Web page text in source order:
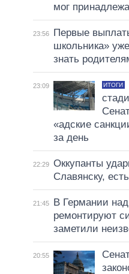
мог
23:56
Первые
школьника»
знать
23:09 ИТОГИ
«адские
за день
22:29 Оккупанты
Славянску,
21:45
В Германии
ремонтируют
заметили
20:55